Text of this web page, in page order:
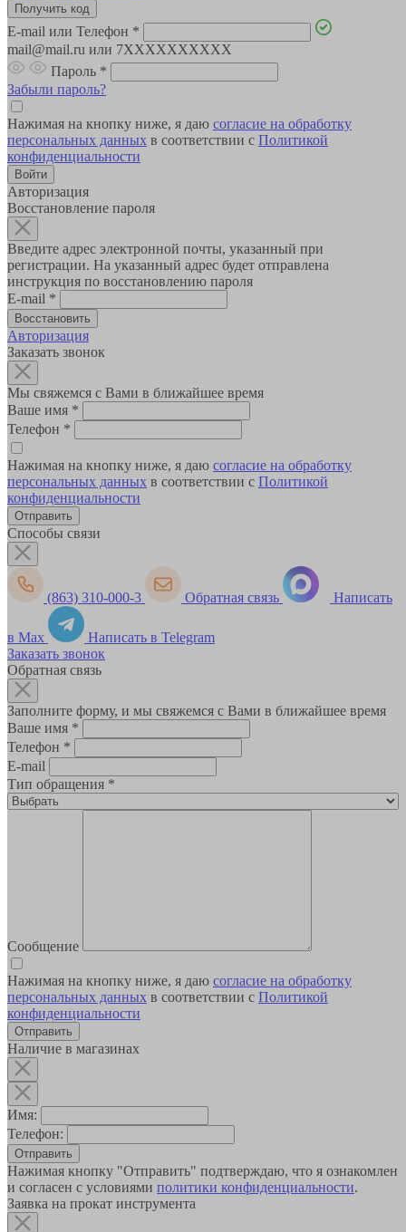
E-mail или Телефон *
mail@mail.ru или 7XXXXXXXXXX
Пароль *
Забыли пароль?
Нажимая на кнопку ниже, я даю согласие на обработку
персональных данных в соответствии с Политикой
конфиденциальности
Авторизация
Восстановление пароля
Введите адрес электронной почты, указанный при
регистрации. На указанный адрес будет отправлена
инструкция по восстановлению пароля
E-mail *
Авторизация
Заказать звонок
Мы свяжемся с Вами в ближайшее время
Ваше имя *
Телефон *
Нажимая на кнопку ниже, я даю согласие на обработку
персональных данных в соответствии с Политикой
конфиденциальности
Способы связи
(863) 310-000-3 Обратная связь Написать
в Max
Написать в Telegram
Заказать звонок
Обратная связь
Заполните форму, и мы свяжемся с Вами в ближайшее время
Ваше имя *
Телефон *
E-mail
Тип обращения *
Сообщение
Нажимая на кнопку ниже, я даю согласие на обработку
персональных данных в соответствии с Политикой
конфиденциальности
Наличие в магазинах
Имя:
Телефон:
Отправить
Нажимая кнопку "Отправить" подтверждаю, что я ознакомлен
и согласен с условиями политики конфиденциальности.
Заявка на прокат инструмента